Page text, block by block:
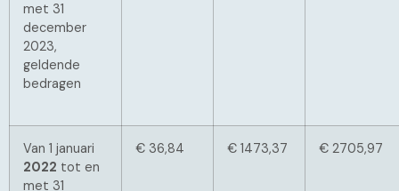
met 31
december
2023,
geldende
bedragen
Van 1 januari
2022 tot en
met 31
€ 36,84 € 1473,37 € 2705,97